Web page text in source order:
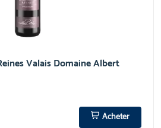
Valais Domaine Albert
Acheter